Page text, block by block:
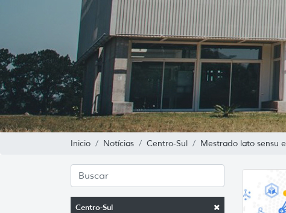
Inicio Notícias Centro-Sul Mestrado lato sensu
Centro-Sul